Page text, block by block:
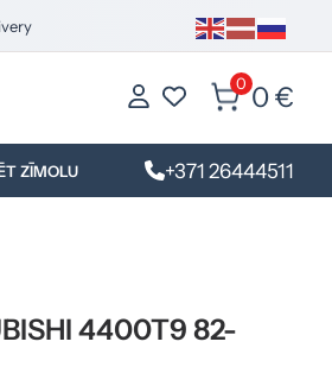
0 0 €
ZĪMOLU +371 26444511
4400T9 82-